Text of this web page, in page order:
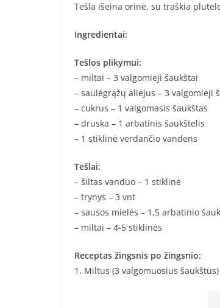
Tešla išeina orinė, su traškia
Ingredientai:
Tešlos plikymui:
– miltai – 3 valgomieji šaukštai
– saulėgrąžų aliejus – 3 valgomieji
– cukrus – 1 valgomasis šaukštas
– druska – 1 arbatinis šaukštelis
– 1 stiklinė verdančio vandens
Tešlai:
– šiltas vanduo – 1 stiklinė
– trynys – 3 vnt
– sausos mielės – 1,5 arbatinio
– miltai – 4-5 stiklinės
Receptas žingsnis po žingsnio:
1. Miltus (3 valgomuosius